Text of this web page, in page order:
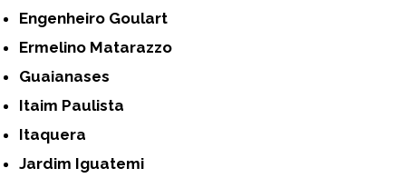
Engenheiro Goulart
Ermelino Matarazzo
Guaianases
Itaim Paulista
Itaquera
Jardim Iguatemi